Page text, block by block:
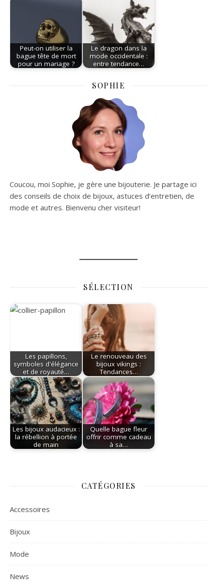
Peut-on utiliser la
bague tête de mort
pour un mariage ?
Le dragon dans la
mode occidentale :
entre tendance…
SOPHIE
Coucou, moi Sophie, je gère une bijouterie. Je partage ici
des conseils de choix de bijoux, astuces d’entretien, de
mode et autres. Bienvenu cher visiteur!
SÉLECTION
Les papillons,
symboles d'élégance
et de royauté…
Le renouveau des
bijoux vikings :
Tendances…
Les bijoux audacieux :
la rébellion à portée
de main
Quelle bague fleur
offrir comme cadeau
à sa…
CATÉGORIES
Accessoires
Bijoux
Mode
News